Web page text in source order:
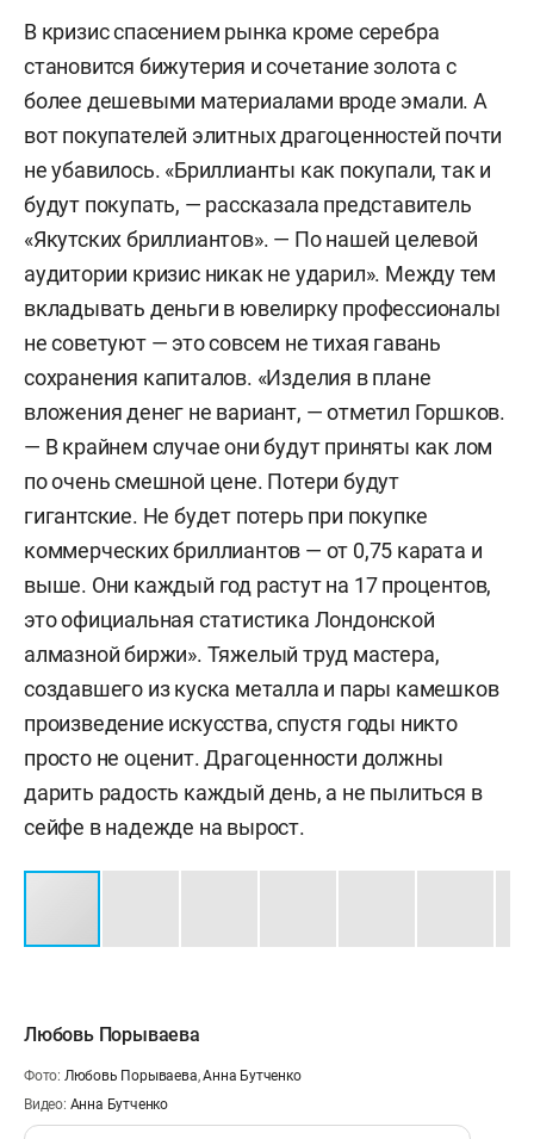
В кризис спасением рынка кроме серебра
становится бижутерия и сочетание золота с
более дешевыми материалами вроде эмали. А
вот покупателей элитных драгоценностей почти
не убавилось. «Бриллианты как покупали, так и
будут покупать, — рассказала представитель
«Якутских бриллиантов». — По нашей целевой
аудитории кризис никак не ударил». Между тем
вкладывать деньги в ювелирку профессионалы
не советуют — это совсем не тихая гавань
сохранения капиталов. «Изделия в плане
вложения денег не вариант, — отметил Горшков.
— В крайнем случае они будут приняты как лом
по очень смешной цене. Потери будут
гигантские. Не будет потерь при покупке
коммерческих бриллиантов — от 0,75 карата и
выше. Они каждый год растут на 17 процентов,
это официальная статистика Лондонской
алмазной биржи». Тяжелый труд мастера,
создавшего из куска металла и пары камешков
произведение искусства, спустя годы никто
просто не оценит. Драгоценности должны
дарить радость каждый день, а не пылиться в
сейфе в надежде на вырост.
Любовь Порываева
Фото: Любовь Порываева,Анна Бутченко
Видео: Анна Бутченко